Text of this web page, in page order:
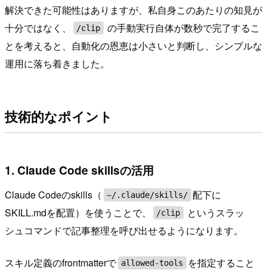
解決できた可能性はありますが、私自身このあたりの知見が
十分ではなく、
/clip
の手動実行自体が数秒で完了するこ
とを考えると、自動化の恩恵は小さいと判断し、シンプルな
運用に落ち着きました。
技術的なポイント
1. Claude Code skillsの活用
Claude Codeのskills（ ~/.claude/skills/ 配下に
SKILL.mdを配置）を使うことで、
/clip
というスラッ
シュコマンドで記事整理を呼び出せるようになります。
スキル定義のfrontmatterで allowed-tools
を指定すること